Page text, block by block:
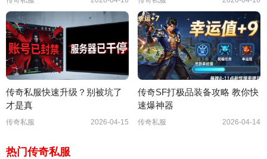
传奇私服快速升级？别被坑了
才是真
传奇私服 2026-04-15
传奇SF打极品装备攻略 教你快
速爆神器
传奇私服 2026-04-14
热门传奇私服